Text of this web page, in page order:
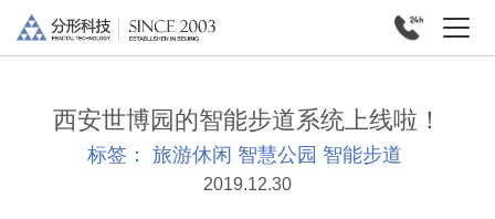
西安世博园的智能步道系统上线啦！
标签： 旅游休闲 智慧公园 智能步道
2019.12.30